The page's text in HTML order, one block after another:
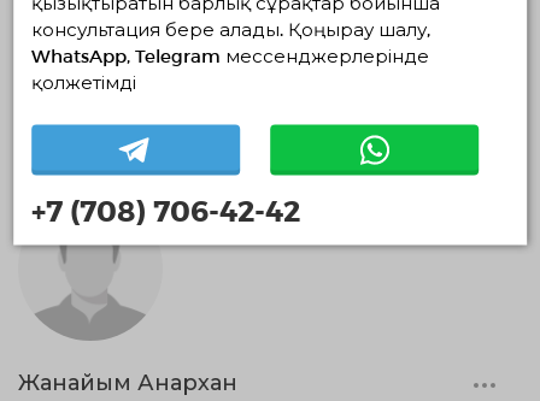
Аиша Тастыбай
Жанайым Анархан
консультация бере алады. Қоңырау шалу,
WhatsApp, Telegram мессенджерлерінде
қолжетімді
+7 (708) 706-42-42